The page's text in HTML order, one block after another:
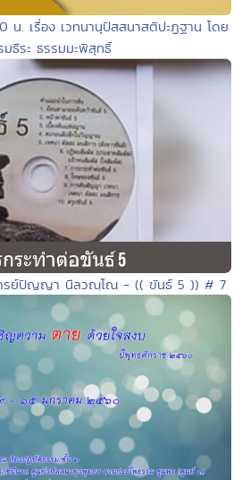
น. เรื่อง เวทนานุปัสสนาสติปะฏฐาน โดย
มธีระ ธรรมมะพิสุทธิ์
รย์ปัญญา นีลวณฺโณ - (( ขันธ์ 5 )) # 7